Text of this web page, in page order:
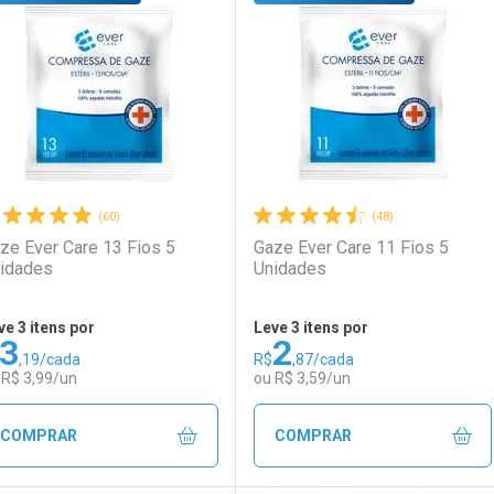
Ativar Desconto
Comprar sem Desconto
Menos
Comprar sem Desconto
Laboratório
Ativar Desconto
Comprar sem Desconto
Por Menos
Comprar sem Desconto
(60)
Ever Care 13 Fios 5
3 itens por
3,19/cada
3,99/un
COMPRAR
(48)
Gaze Ever Care 11 Fios 5
Unidades
Leve 3 itens por
R$2,87/cada
ou R$ 3,59/un
COMPRAR